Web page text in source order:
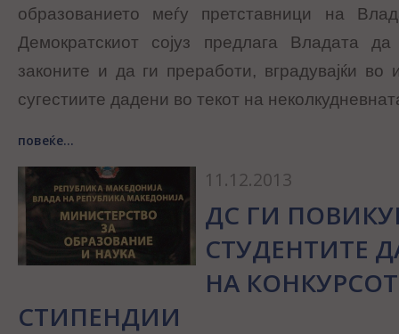
образованието меѓу претставници на
Демократскиот сојуз предлага Владата
законите и да ги преработи, вградувајќи
сугестиите дадени во текот на
повеќе...
11.12.2013
ДС ГИ
СТУДЕНТИТЕ
НА
СТИПЕНДИИ